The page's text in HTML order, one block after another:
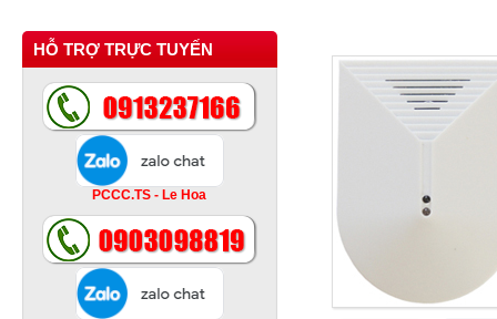
HỖ TRỢ TRỰC TUYẾN
PCCC.TS - Le Hoa